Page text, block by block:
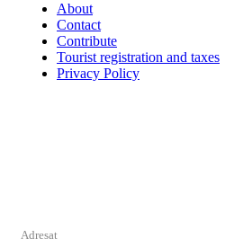
About
Contact
Contribute
Tourist registration and taxes
Privacy Policy
Adresat